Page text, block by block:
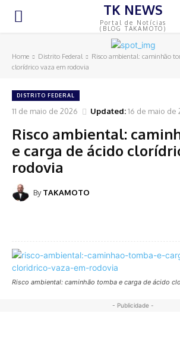
TK NEWS
Portal de Notícias
(BLOG TAKAMOTO)
Home Distrito Federal
Risco ambiental: caminhão
clorídrico vaza em rodovia
DISTRITO FEDERAL
11 de maio de 2026 Updated:16 de maio de
Risco ambiental:
e carga de ácido
rodovia
By TAKAMOTO
Risco ambiental: caminhão tomba e carga de ácido
- Publicidade -